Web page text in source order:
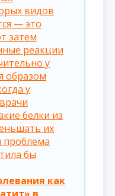
видов
— это
затем
реакции
у
образом
у
белки из
их
проблема
бы
как